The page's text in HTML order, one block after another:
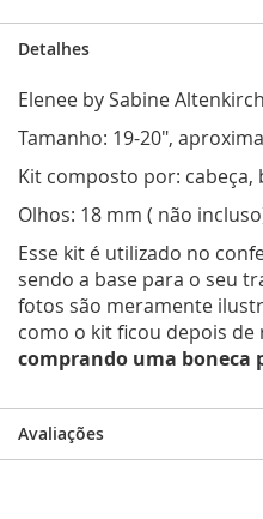
Detalhes
Elenee by Sabine Altenkirch
Tamanho: 19-20",
Kit composto por: cabeça,
Olhos: 18 mm ( não
Esse kit é utilizado no
sendo a base para o seu
fotos são meramente
como o kit ficou depois de
comprando uma boneca
Avaliações